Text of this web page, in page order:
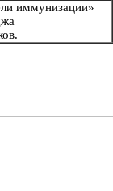
иммунизации»